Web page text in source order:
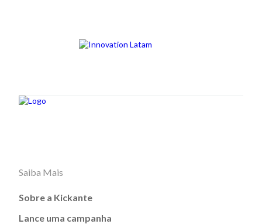
Saiba Mais
Sobre a Kickante
Lance uma campanha